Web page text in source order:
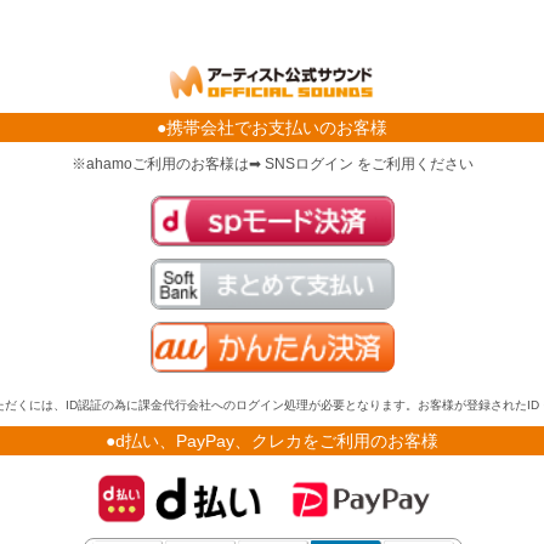
●携帯会社でお支払いのお客様
※ahamoご利用のお客様は➡ SNSログイン をご利用ください
くには、ID認証の為に課金代行会社へのログイン処理が必要となります。お客様が登録されたID
●d払い、PayPay、クレカをご利用のお客様